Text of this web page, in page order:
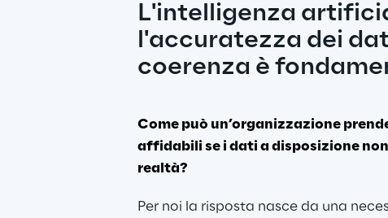
L'intelligenza
l'accuratezza dei
coerenza è
Come può un’organizzazione
affidabili se i dati a disposizione
realtà?
Per noi la risposta nasce da una